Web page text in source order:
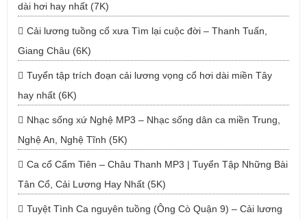
dài hơi hay nhất (7K)
Cải lương tuồng cổ xưa Tìm lại cuộc đời – Thanh Tuấn,
Giang Châu (6K)
Tuyển tập trích đoạn cải lương vọng cổ hơi dài miền Tây
hay nhất (6K)
Nhạc sống xứ Nghệ MP3 – Nhạc sống dân ca miền Trung,
Nghệ An, Nghệ Tĩnh (5K)
Ca cổ Cẩm Tiên – Châu Thanh MP3 | Tuyển Tập Những Bài
Tân Cổ, Cải Lương Hay Nhất (5K)
Tuyệt Tình Ca nguyên tuồng (Ông Cò Quận 9) – Cải lương